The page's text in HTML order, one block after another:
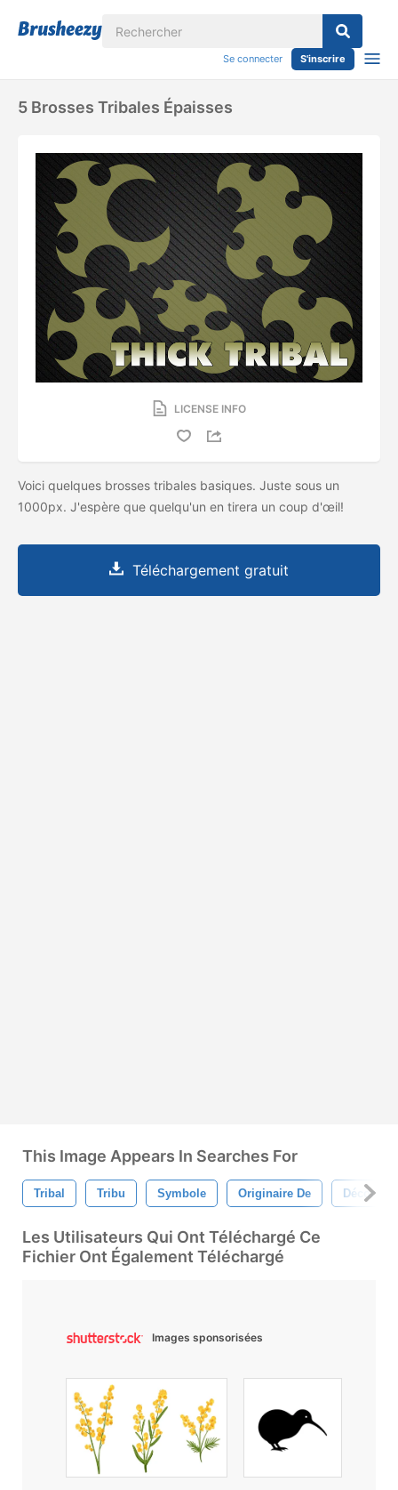
Se connecter S'inscrire
5 Brosses Tribales Épaisses
LICENSE INFO
Voici quelques brosses tribales basiques. Juste sous un
1000px. J'espère que quelqu'un en tirera un coup d'œil!
Téléchargement gratuit
This Image Appears In Searches For
Tribal Tribu Symbole Originaire De Décor
Les Utilisateurs Qui Ont Téléchargé Ce
Fichier Ont Également Téléchargé
Images sponsorisées